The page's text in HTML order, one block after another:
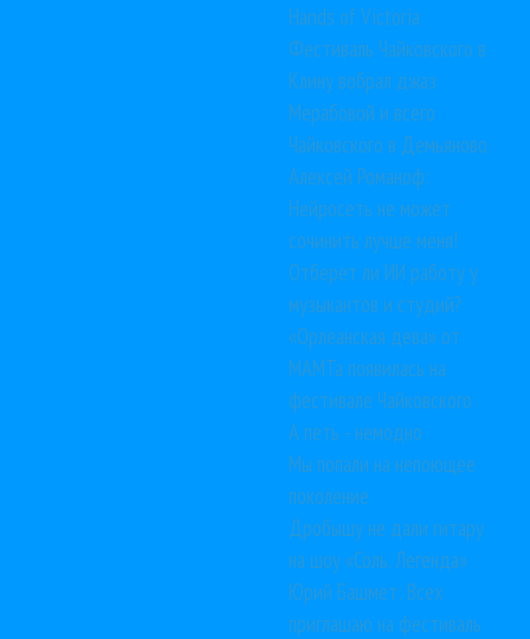
Hands of Victoria
Фестиваль Чайковского в
Клину вобрал джаз
Мерабовой и всего
Чайковского в Демьяново
Алексей Романоф:
Нейросеть не может
сочинить лучше меня!
Отберет ли ИИ работу у
музыкантов и студий?
«Орлеанская дева» от
МАМТа появилась на
фестивале Чайковского
А петь - немодно
Мы попали на непоющее
поколение
Дробышу не дали гитару
на шоу «Соль. Легенда»
Юрий Башмет: Всех
приглашаю на фестиваль